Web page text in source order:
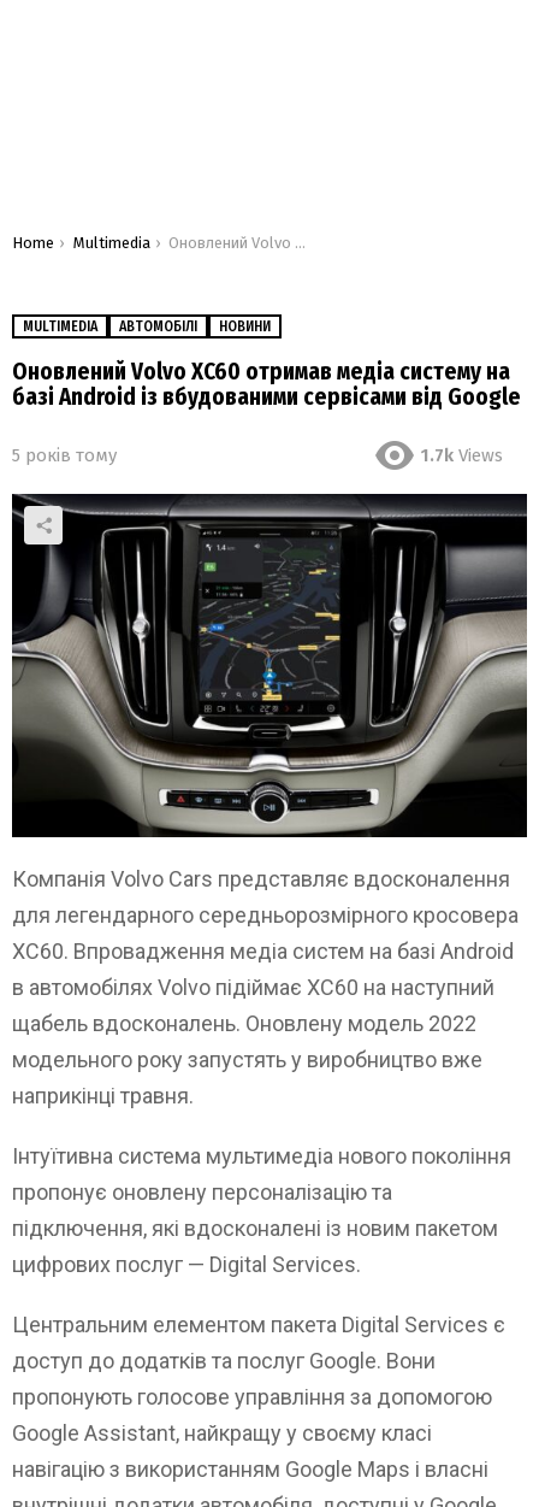
You are here:
Home Multimedia Оновлений Volvo XC60 отримав медіа систему на базі Android із вбудованими сервісами від Google
MULTIMEDIA АВТОМОБІЛІ НОВИНИ
Оновлений Volvo XC60 отримав медіа систему на
базі Android із вбудованими сервісами від Google
5 років тому 1.7k Views
Компанія Volvo Cars представляє вдосконалення
для легендарного середньорозмірного кросовера
XC60. Впровадження медіа систем на базі Android
в автомобілях Volvo підіймає XC60 на наступний
щабель вдосконалень. Оновлену модель 2022
модельного року запустять у виробництво вже
наприкінці травня.
Інтуїтивна система мультимедіа нового покоління
пропонує оновлену персоналізацію та
підключення, які вдосконалені із новим пакетом
цифрових послуг — Digital Services.
Центральним елементом пакета Digital Services є
доступ до додатків та послуг Google. Вони
пропонують голосове управління за допомогою
Google Assistant, найкращу у своєму класі
навігацію з використанням Google Maps і власні